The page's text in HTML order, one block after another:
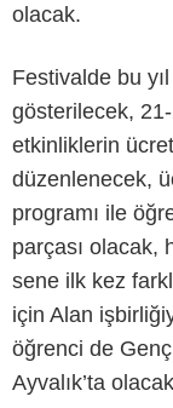
olacak.
Festivalde bu
gösterilecek,
etkinliklerin
düzenlenecek,
programı ile
parçası olacak,
sene ilk kez
için Alan
öğrenci de
Ayvalık’ta